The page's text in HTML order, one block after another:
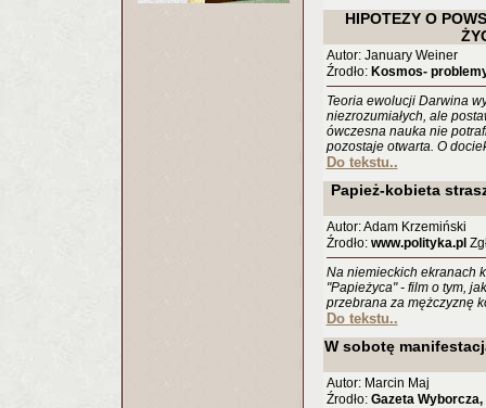
HIPOTEZY O
Autor: January Weiner
Źrodło: Kosmos-
Teoria ewolucji Darwina
niezrozumiałych, ale
ówczesna nauka nie
pozostaje otwarta. O
Do tekstu..
Papież-kobieta
Autor: Adam Krzemiński
Źrodło: www.polityka.pl
Na niemieckich ekranach
"Papieżyca" - film o tym,
przebrana za mężczyznę
Do tekstu..
W sobotę
Autor: Marcin Maj
Źrodło: Gazeta